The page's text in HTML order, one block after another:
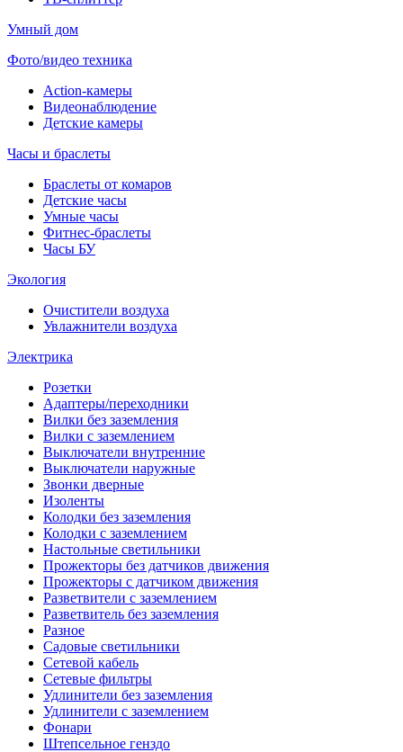
Умный дом
Фото/видео техника
Action-камеры
Видеонаблюдение
Детские камеры
Часы и браслеты
Браслеты от комаров
Детские часы
Умные часы
Фитнес-браслеты
Часы БУ
Экология
Очистители воздуха
Увлажнители воздуха
Электрика
Розетки
Адаптеры/переходники
Вилки без заземления
Вилки с заземлением
Выключатели внутренние
Выключатели наружные
Звонки дверные
Изоленты
Колодки без заземления
Колодки с заземлением
Настольные светильники
Прожекторы без датчиков движения
Прожекторы с датчиком движения
Разветвители с заземлением
Разветвитель без заземления
Разное
Садовые светильники
Сетевой кабель
Сетевые фильтры
Удлинители без заземления
Удлинители с заземлением
Фонари
Штепсельное генздо